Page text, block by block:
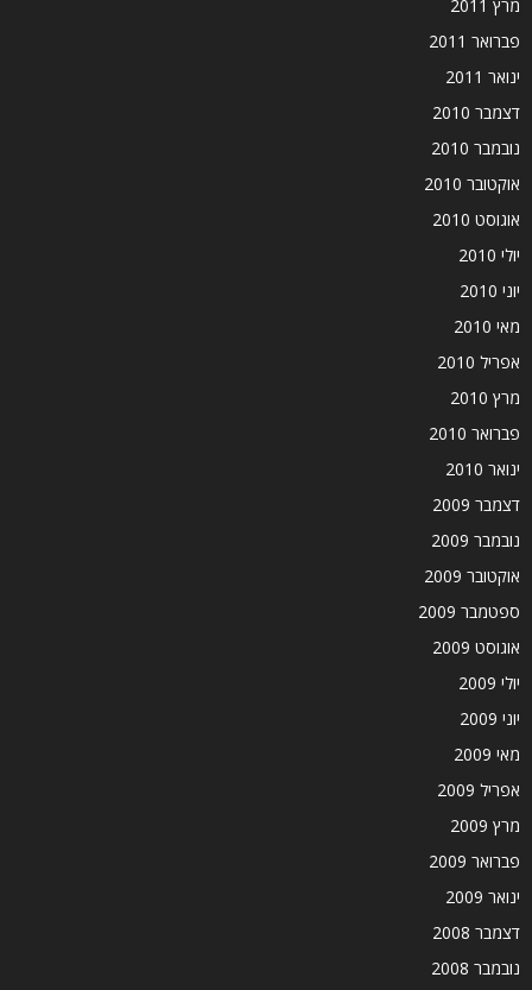
מרץ 2011
פברואר 2011
ינואר 2011
דצמבר 2010
נובמבר 2010
אוקטובר 2010
אוגוסט 2010
יולי 2010
יוני 2010
מאי 2010
אפריל 2010
מרץ 2010
פברואר 2010
ינואר 2010
דצמבר 2009
נובמבר 2009
אוקטובר 2009
ספטמבר 2009
אוגוסט 2009
יולי 2009
יוני 2009
מאי 2009
אפריל 2009
מרץ 2009
פברואר 2009
ינואר 2009
דצמבר 2008
נובמבר 2008